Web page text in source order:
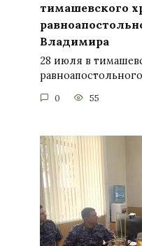
тимашевского
Владимира
28 июля в
0 55